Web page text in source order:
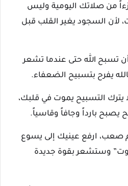
من صلاتك اليومية وليس
لأن السجود يغير القلب قبل
أن تسبح الله حتى عندما تشعر
يفرح بتسبيح الضعفاء.
يترك التسبيح يموت في قلبك،
يصبح بارداً وجافاً وقاسياً.
صعب، ارفع عينيك إلى يسوع
وستشعر بقوة جديدة